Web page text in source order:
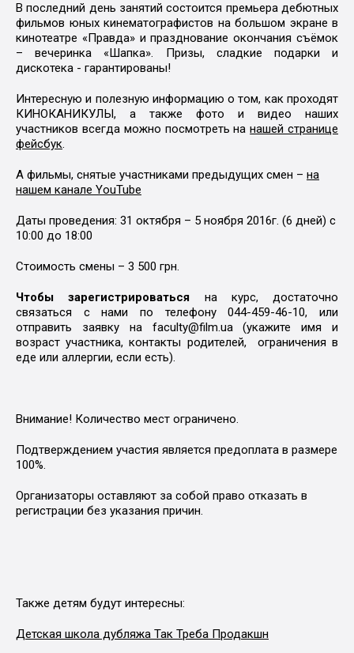
В последний день занятий состоится премьера дебютных
фильмов юных кинематографистов на большом экране в
кинотеатре «Правда» и празднование окончания съёмок
– вечеринка «Шапка». Призы, сладкие подарки и
дискотека - гарантированы!
Интересную и полезную информацию о том, как проходят
КИНОКАНИКУЛЫ, а также фото и видео наших
участников всегда можно посмотреть нанашей странице
фейсбук.
А фильмы, снятые участниками предыдущих смен – на
нашем канале YouTube
Даты проведения: 31 октября – 5 ноября 2016г. (6 дней) с
10:00 до 18:00
Стоимость смены – 3 500 грн.
Чтобы зарегистрироваться на курс, достаточно
связаться с нами по телефону 044-459-46-10, или
отправить заявку на faculty@film.ua (укажите имя и
возраст участника, контакты родителей, ограничения в
еде или аллергии, если есть).
Внимание! Количество мест ограничено.
Подтверждением участия является предоплата в размере
100%.
Организаторы оставляют за собой право отказать в
регистрации без указания причин.
Также детям будут интересны:
Детская школа дубляжа Так Треба Продакшн